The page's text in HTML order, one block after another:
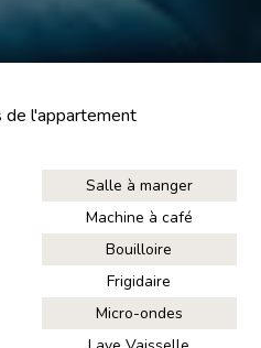
de l'appartement
Salle à manger
Machine à café
Bouilloire
Frigidaire
Micro-ondes